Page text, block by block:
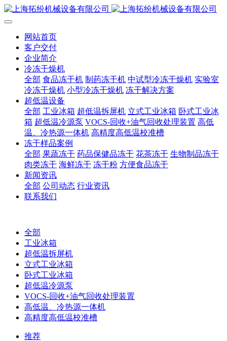
网站首页
客户交付
企业简介
冷冻干燥机
全部 食品冻干机 制药冻干机 中试型冷冻干燥机 实验室
冷冻干燥机 小型冷冻干燥机 冻干解决方案
超低温设备
全部 工业冰箱 超低温拆屏机 立式工业冰箱 卧式工业冰
箱 超低温冷源泵 VOCS-回收+油气回收处理装置 高低
温、冷热源一体机 高精度高低温校准槽
冻干样品案例
全部 果蔬冻干 药品保健品冻干 花茶冻干 生物制品冻干
肉类冻干 海鲜冻干 冻干粉 方便食品冻干
新闻资讯
全部 公司动态 行业资讯
联系我们
全部
工业冰箱
超低温拆屏机
立式工业冰箱
卧式工业冰箱
超低温冷源泵
VOCS-回收+油气回收处理装置
高低温、冷热源一体机
高精度高低温校准槽
推荐